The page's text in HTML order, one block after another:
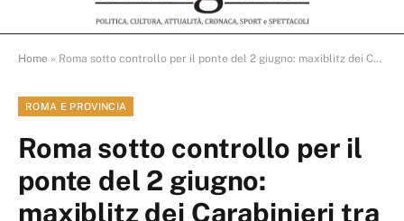
Home » Roma sotto controllo per il ponte del 2 giugno: maxiblitz dei Carabinieri tra movida, borseggi e truffe online
ROMA E PROVINCIA
Roma sotto controllo per il
ponte del 2 giugno:
maxiblitz dei Carabinieri tra